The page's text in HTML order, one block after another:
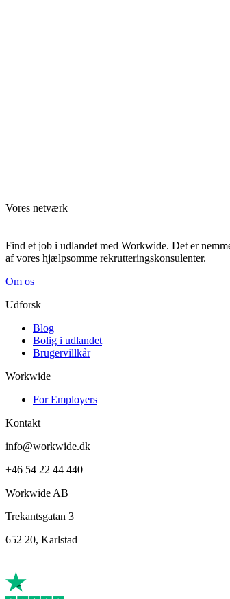
Vores netværk
Find et job i udlandet med Workwide. Det er
af vores hjælpsomme rekrutteringskonsulenter.
Om os
Udforsk
Blog
Bolig i udlandet
Brugervillkår
Workwide
For Employers
Kontakt
info@workwide.dk
+46 54 22 44 440
Workwide AB
Trekantsgatan 3
652 20, Karlstad